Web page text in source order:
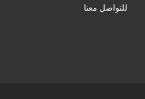
للتواصل معنا